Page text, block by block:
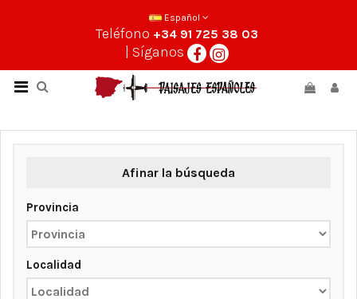
Español
Teléfono +34 91 725 38 03
| Síganos
Afinar la búsqueda
Provincia
Localidad